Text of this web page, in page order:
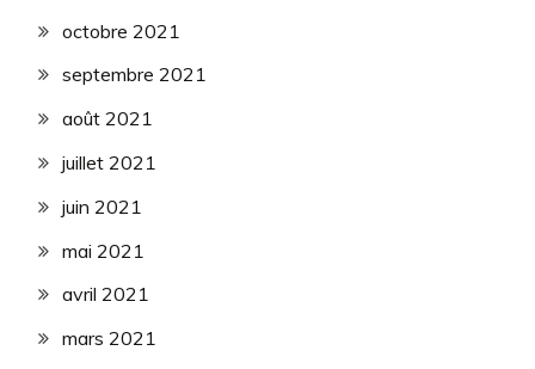
octobre 2021
septembre 2021
août 2021
juillet 2021
juin 2021
mai 2021
avril 2021
mars 2021